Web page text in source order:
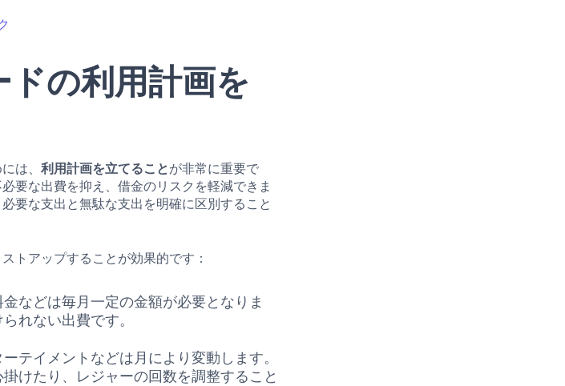
の利用計画を
は、利用計画を立てることが非常に重要で
要な出費を抑え、借金のリスクを軽減できま
要な支出と無駄な支出を明確に区別すること
トアップすることが効果的です：
金などは毎月一定の金額が必要となりま
れない出費です。
テイメントなどは月により変動します。
けたり、レジャーの回数を調整すること